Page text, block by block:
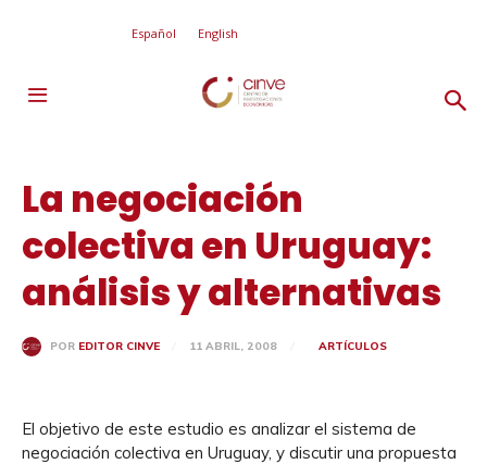
Español English
La negociación
colectiva en Uruguay:
análisis y alternativas
POR EDITOR CINVE 11 ABRIL, 2008 ARTÍCULOS
El objetivo de este estudio es analizar el sistema de
negociación colectiva en Uruguay, y discutir una propuesta